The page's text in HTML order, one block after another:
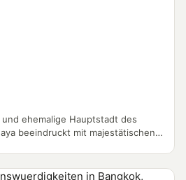
ehemalige Hauptstadt des
beeindruckt mit majestätischen
dreier Flüsse zählt zu den